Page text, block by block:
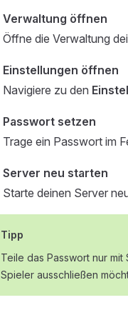
Verwaltung öffnen
Öffne die Verwaltung
Einstellungen öffnen
Navigiere zu den
Passwort setzen
Trage ein Passwort im
Server neu starten
Starte deinen Server
Tipp
Teile das Passwort nur
Spieler ausschließen